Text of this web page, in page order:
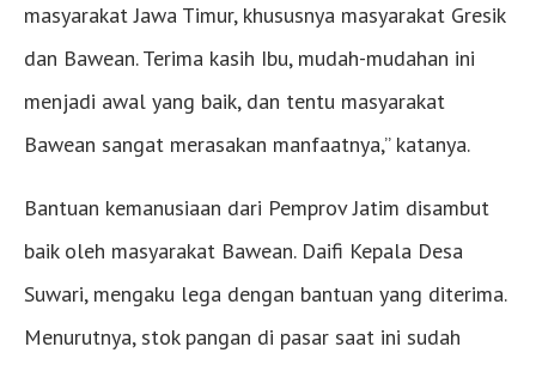
masyarakat Jawa Timur, khususnya masyarakat Gresik
dan Bawean. Terima kasih Ibu, mudah-mudahan ini
menjadi awal yang baik, dan tentu masyarakat
Bawean sangat merasakan manfaatnya,” katanya.
Bantuan kemanusiaan dari Pemprov Jatim disambut
baik oleh masyarakat Bawean. Daifi Kepala Desa
Suwari, mengaku lega dengan bantuan yang diterima.
Menurutnya, stok pangan di pasar saat ini sudah